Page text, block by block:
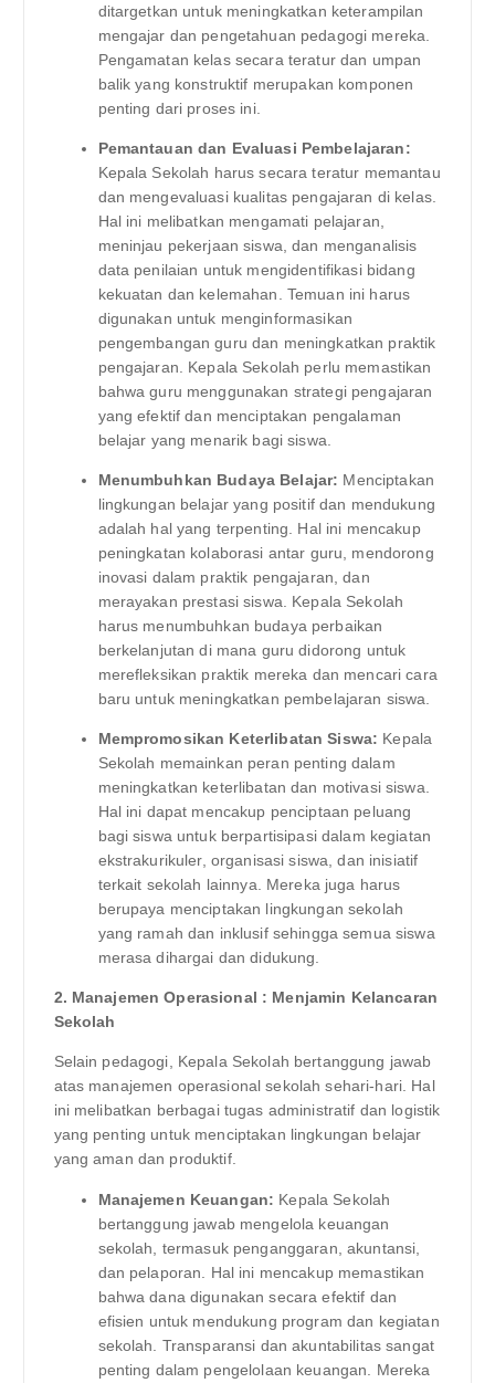
ditargetkan untuk meningkatkan keterampilan
mengajar dan pengetahuan pedagogi mereka.
Pengamatan kelas secara teratur dan umpan
balik yang konstruktif merupakan komponen
penting dari proses ini.
Pemantauan dan Evaluasi Pembelajaran:
Kepala Sekolah harus secara teratur memantau
dan mengevaluasi kualitas pengajaran di kelas.
Hal ini melibatkan mengamati pelajaran,
meninjau pekerjaan siswa, dan menganalisis
data penilaian untuk mengidentifikasi bidang
kekuatan dan kelemahan. Temuan ini harus
digunakan untuk menginformasikan
pengembangan guru dan meningkatkan praktik
pengajaran. Kepala Sekolah perlu memastikan
bahwa guru menggunakan strategi pengajaran
yang efektif dan menciptakan pengalaman
belajar yang menarik bagi siswa.
Menumbuhkan Budaya Belajar: Menciptakan
lingkungan belajar yang positif dan mendukung
adalah hal yang terpenting. Hal ini mencakup
peningkatan kolaborasi antar guru, mendorong
inovasi dalam praktik pengajaran, dan
merayakan prestasi siswa. Kepala Sekolah
harus menumbuhkan budaya perbaikan
berkelanjutan di mana guru didorong untuk
merefleksikan praktik mereka dan mencari cara
baru untuk meningkatkan pembelajaran siswa.
Mempromosikan Keterlibatan Siswa: Kepala
Sekolah memainkan peran penting dalam
meningkatkan keterlibatan dan motivasi siswa.
Hal ini dapat mencakup penciptaan peluang
bagi siswa untuk berpartisipasi dalam kegiatan
ekstrakurikuler, organisasi siswa, dan inisiatif
terkait sekolah lainnya. Mereka juga harus
berupaya menciptakan lingkungan sekolah
yang ramah dan inklusif sehingga semua siswa
merasa dihargai dan didukung.
2. Manajemen Operasional : Menjamin Kelancaran
Sekolah
Selain pedagogi, Kepala Sekolah bertanggung jawab
atas manajemen operasional sekolah sehari-hari. Hal
ini melibatkan berbagai tugas administratif dan logistik
yang penting untuk menciptakan lingkungan belajar
yang aman dan produktif.
Manajemen Keuangan: Kepala Sekolah
bertanggung jawab mengelola keuangan
sekolah, termasuk penganggaran, akuntansi,
dan pelaporan. Hal ini mencakup memastikan
bahwa dana digunakan secara efektif dan
efisien untuk mendukung program dan kegiatan
sekolah. Transparansi dan akuntabilitas sangat
penting dalam pengelolaan keuangan. Mereka